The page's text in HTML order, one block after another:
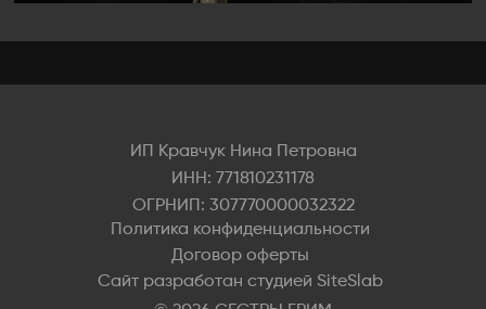
ИП Кравчук Нина Петровна
ИНН: 771810231178
ОГРНИП: 307770000032322
Политика конфиденциальности
Договор оферты
Сайт разработан студией SiteSlab